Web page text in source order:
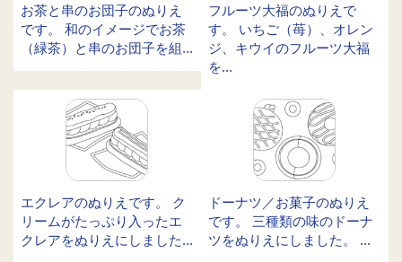
お茶と串のお団子のぬりえ
です。 和のイメージでお茶
（緑茶）と串のお団子を組...
フルーツ大福のぬりえで
す。 いちご（苺）、オレン
ジ、キウイのフルーツ大福
を...
エクレアのぬりえです。 ク
リームがたっぷり入ったエ
クレアをぬりえにしました...
ドーナツ／お菓子のぬりえ
です。 三種類の味のドーナ
ツをぬりえにしました。 ...